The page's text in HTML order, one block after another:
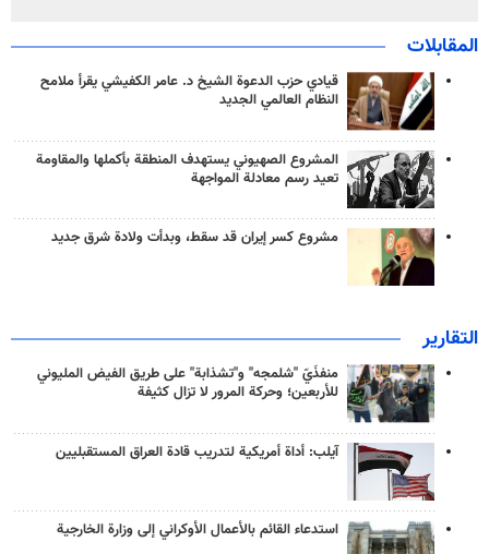
المقابلات
قيادي حزب الدعوة الشيخ د. عامر الكفيشي يقرأ ملامح
النظام العالمي الجديد
المشروع الصهيوني يستهدف المنطقة بأكملها والمقاومة
تعيد رسم معادلة المواجهة
مشروع كسر إيران قد سقط، وبدأت ولادة شرق جديد
التقارير
منفذَيّ "شلمجه" و"تشذابة" على طريق الفيض المليوني
للأربعين؛ وحركة المرور لا تزال كثيفة
آيلب: أداة أمريكية لتدريب قادة العراق المستقبليين
استدعاء القائم بالأعمال الأوكراني إلى وزارة الخارجية